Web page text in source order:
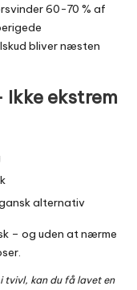
60-70 % af
bliver næsten
ekstrem
alternativ
– og uden at nærme
tvivl, kan du få lavet en